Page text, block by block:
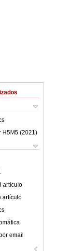
H5M5 (2021 )
artículo
artículo
email